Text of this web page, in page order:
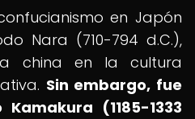
en Japón
Nara (710-794 d.C.),
china en la cultura
Sin embargo, fue
(1185-1333